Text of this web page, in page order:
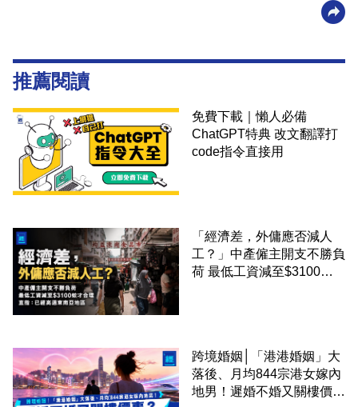
推薦閱讀
免費下載｜懶人必備
ChatGPT特典 改文翻譯打
code指令直接用
「經濟差，外傭應否減人
工？」中產僱主開支不勝負
荷 最低工資減至$3100蚊
跨境婚姻│「港港婚姻」大
落後、月均844宗港女嫁內
地男！遲婚不婚又關樓價